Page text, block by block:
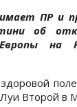
ПР и
об
на
Второй в